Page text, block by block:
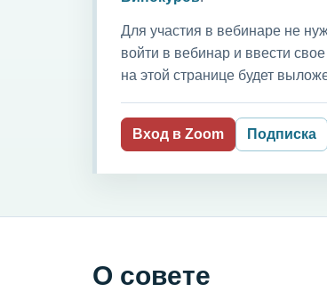
Для участия в вебинаре не
войти в вебинар и ввести
на этой странице будет
Вход в Zoom Подписка
О совете